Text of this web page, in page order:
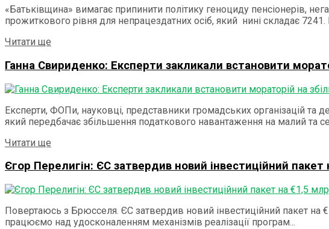
«Батьківщина» вимагає припинити політику геноциду пенсіонерів,
прожиткового рівня для непрацездатних осіб, який нині складає 7241.
Читати ще
Ганна Свириденко: Експерти закликали встановити
Експерти, ФОПи, науковці, представники громадських організацій та
який передбачає збільшення податкового навантаження на малий та
Читати ще
Єгор Перелигін: ЄС затвердив новий інвестиційний
Повертаюсь з Брюсселя. ЄС затвердив новий інвестиційний пакет на
працюємо над удосконаленням механізмів реалізації програм...